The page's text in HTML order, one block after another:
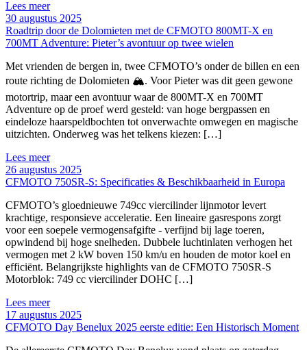
Lees meer
30 augustus 2025
Roadtrip door de Dolomieten met de CFMOTO 800MT-X en
700MT Adventure: Pieter’s avontuur op twee wielen
Met vrienden de bergen in, twee CFMOTO’s onder de billen en een
route richting de Dolomieten 🏔️. Voor Pieter was dit geen gewone
motortrip, maar een avontuur waar de 800MT-X en 700MT
Adventure op de proef werd gesteld: van hoge bergpassen en
eindeloze haarspeldbochten tot onverwachte omwegen en magische
uitzichten. Onderweg was het telkens kiezen: […]
Lees meer
26 augustus 2025
CFMOTO 750SR-S: Specificaties & Beschikbaarheid in Europa
CFMOTO’s gloednieuwe 749cc viercilinder lijnmotor levert
krachtige, responsieve acceleratie. Een lineaire gasrespons zorgt
voor een soepele vermogensafgifte - verfijnd bij lage toeren,
opwindend bij hoge snelheden. Dubbele luchtinlaten verhogen het
vermogen met 2 kW boven 150 km/u en houden de motor koel en
efficiënt. Belangrijkste highlights van de CFMOTO 750SR-S
Motorblok: 749 cc viercilinder DOHC […]
Lees meer
17 augustus 2025
CFMOTO Day Benelux 2025 eerste editie: Een Historisch Moment